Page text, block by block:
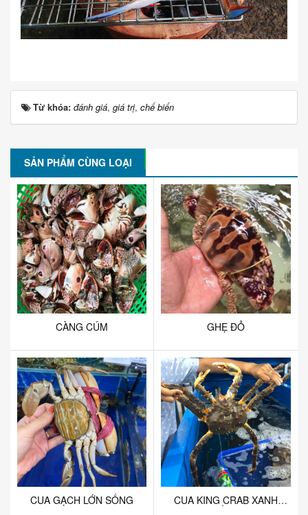
Từ khóa: đánh giá, giá trị, chế biến
SẢN PHẨM CÙNG LOẠI
CÀNG CÚM GHẸ ĐỎ
CUA GẠCH LỚN SỐNG
CUA KING CRAB XANH